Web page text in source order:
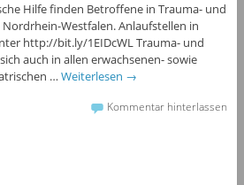
Hilfe finden Betroffene in Trauma- und
Westfalen. Anlaufstellen in
http://bit.ly/1EIDcWL Trauma- und
auch in allen erwachsenen- sowie
… Weiterlesen →
Kommentar hinterlassen